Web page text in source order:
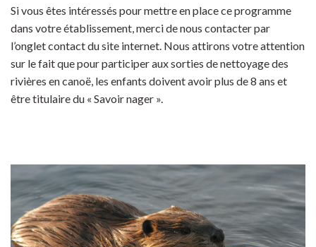
Si vous êtes intéressés pour mettre en place ce programme
dans votre établissement, merci de nous contacter par
l’onglet contact du site internet. Nous attirons votre attention
sur le fait que pour participer aux sorties de nettoyage des
rivières en canoë, les enfants doivent avoir plus de 8 ans et
être titulaire du « Savoir nager ».